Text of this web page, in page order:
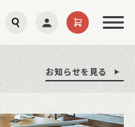
お知らせを見る
お知らせを見る
お知らせを見る